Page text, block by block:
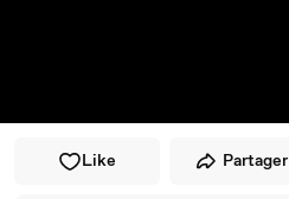
Like Partager